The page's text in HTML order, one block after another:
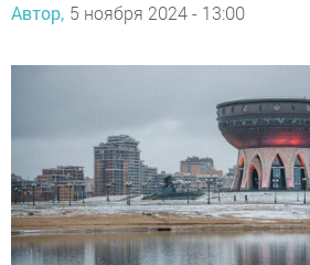
Автор, 5 ноября 2024 - 13:00